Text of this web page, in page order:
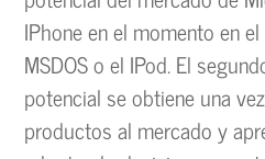
IPhone en el momento en
MSDOS o el IPod. El
potencial se obtiene una
productos al mercado y